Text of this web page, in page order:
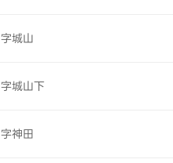
字城山
字城山下
字神田